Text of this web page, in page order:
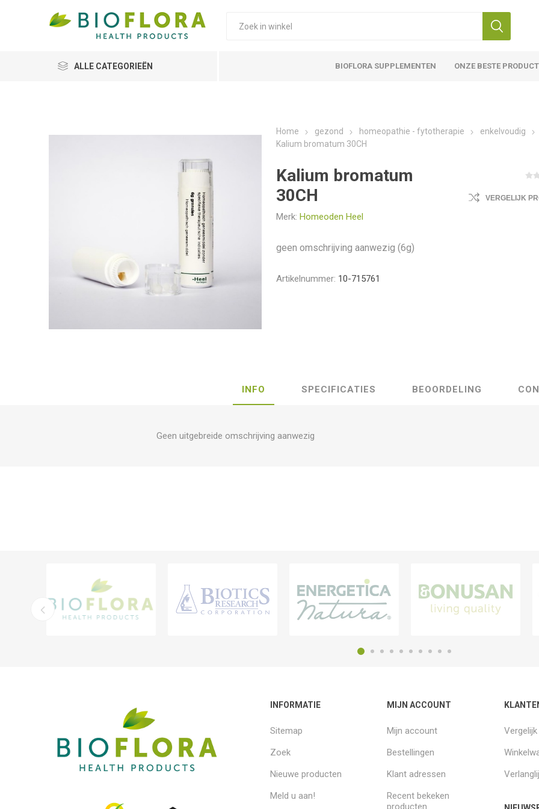
ALLE CATEGORIEËN BIOFLORA SUPPLEMENTEN ONZE BESTE
Home gezond homeopathie - fytotherapie
enkelvoudig
Kalium bromatum 30CH
Kalium bromatum
30CH
Merk: Homeoden Heel
VERGELIJK
geen omschrijving aanwezig (6g)
Artikelnummer: 10-715761
INFO SPECIFICATIES BEOORDELING
Geen uitgebreide omschrijving aanwezig
INFORMATIE
Sitemap
Zoek
Nieuwe producten
Meld u aan!
MIJN ACCOUNT
Mijn account
Bestellingen
Klant adressen
Recent bekeken
producten